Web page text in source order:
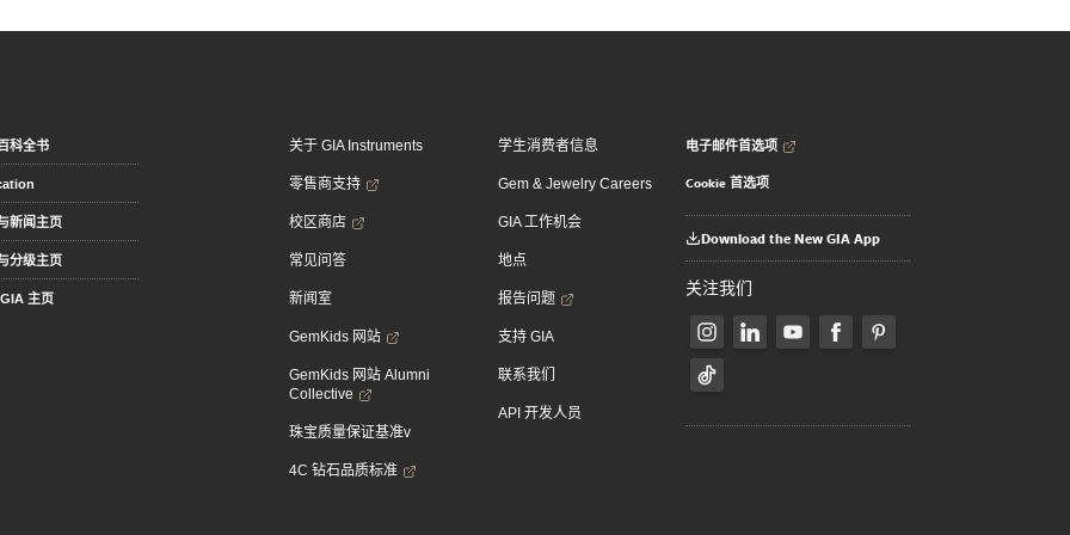
科全书
新闻主页
分级主页
主页
关于 GIA Instruments
零售商支持
校区商店
常见问答
新闻室
GemKids 网站
GemKids 网站 Alumni
Collective
珠宝质量保证基准v
4C 钻石品质标准
学生消费者信息
Gem & Jewelry Careers
GIA 工作机会
地点
报告问题
支持 GIA
联系我们
API 开发人员
电子邮件首选项
Cookie 首选项
Download the New GIA App
关注我们